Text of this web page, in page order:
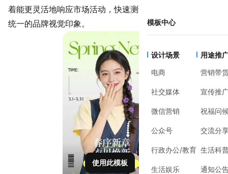
模板中心
设计场景
电商
社交媒体
微信营销
公众号
行政办公/教育
生活娱乐
用途推
营销带
宣传推
祝福问
交流分
生活科
通知公
着能更灵活地响应市场活动，快速测试营销效果，并建立起
统一的品牌视觉印象。
使用此模板